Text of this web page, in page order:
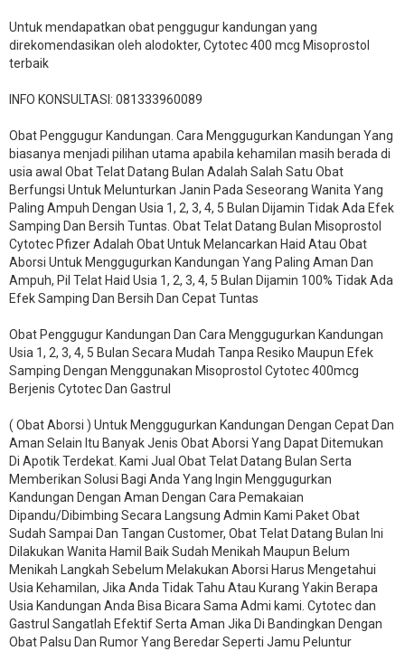
Untuk mendapatkan obat penggugur kandungan yang
direkomendasikan oleh alodokter, Cytotec 400 mcg Misoprostol
terbaik
INFO KONSULTASI: 081333960089
​Obat Penggugur Kandungan. Cara Menggugurkan Kandungan Yang
biasanya menjadi pilihan utama apabila kehamilan masih berada di
usia awal Obat Telat Datang Bulan Adalah Salah Satu Obat
Berfungsi Untuk Melunturkan Janin Pada Seseorang Wanita Yang
Paling Ampuh Dengan Usia 1, 2, 3, 4, 5 Bulan Dijamin Tidak Ada Efek
Samping Dan Bersih Tuntas. Obat Telat Datang Bulan Misoprostol
Cytotec Pfizer Adalah Obat Untuk Melancarkan Haid Atau Obat
Aborsi Untuk Menggugurkan Kandungan Yang Paling Aman Dan
Ampuh, Pil Telat Haid Usia 1, 2, 3, 4, 5 Bulan Dijamin 100% Tidak Ada
Efek Samping Dan Bersih Dan Cepat Tuntas
Obat Penggugur Kandungan Dan Cara Menggugurkan Kandungan
Usia 1, 2, 3, 4, 5 Bulan Secara Mudah Tanpa Resiko Maupun Efek
Samping Dengan Menggunakan Misoprostol Cytotec 400mcg
Berjenis Cytotec Dan Gastrul
( Obat Aborsi ) Untuk Menggugurkan Kandungan Dengan Cepat Dan
Aman Selain Itu Banyak Jenis Obat Aborsi Yang Dapat Ditemukan
Di Apotik Terdekat. Kami Jual Obat Telat Datang Bulan Serta
Memberikan Solusi Bagi Anda Yang Ingin Menggugurkan
Kandungan Dengan Aman Dengan Cara Pemakaian
Dipandu/Dibimbing Secara Langsung Admin Kami Paket Obat
Sudah Sampai Dan Tangan Customer, Obat Telat Datang Bulan Ini
Dilakukan Wanita Hamil Baik Sudah Menikah Maupun Belum
Menikah Langkah Sebelum Melakukan Aborsi Harus Mengetahui
Usia Kehamilan, Jika Anda Tidak Tahu Atau Kurang Yakin Berapa
Usia Kandungan Anda Bisa Bicara Sama Admi kami. Cytotec dan
Gastrul Sangatlah Efektif Serta Aman Jika Di Bandingkan Dengan
Obat Palsu Dan Rumor Yang Beredar Seperti Jamu Peluntur